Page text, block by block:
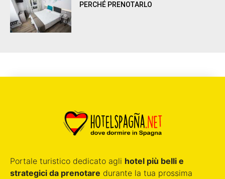
PERCHÉ PRENOTARLO
Portale turistico dedicato agli hotel più belli e
strategici da prenotare durante la tua prossima